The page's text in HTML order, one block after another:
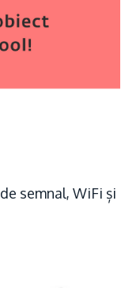
semnal, WiFi și